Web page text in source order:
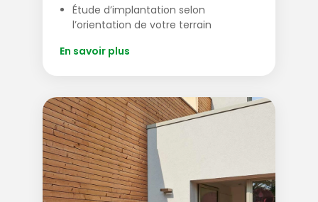
Étude d’implantation selon
l’orientation de votre terrain
En savoir plus